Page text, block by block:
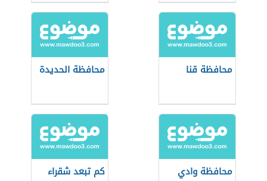
محافظة قنا محافظة الحديدة
محافظة وادي
كم تبعد شقراء